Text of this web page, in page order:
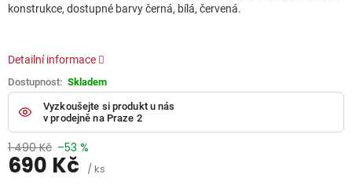
Vyzkoušejte si produkt u nás
v prodejně na Praze 2
1 490 Kč –53 %
690 Kč / ks
Skladem
konstrukce, dostupné barvy černá, bílá, červená.
Detailní informace